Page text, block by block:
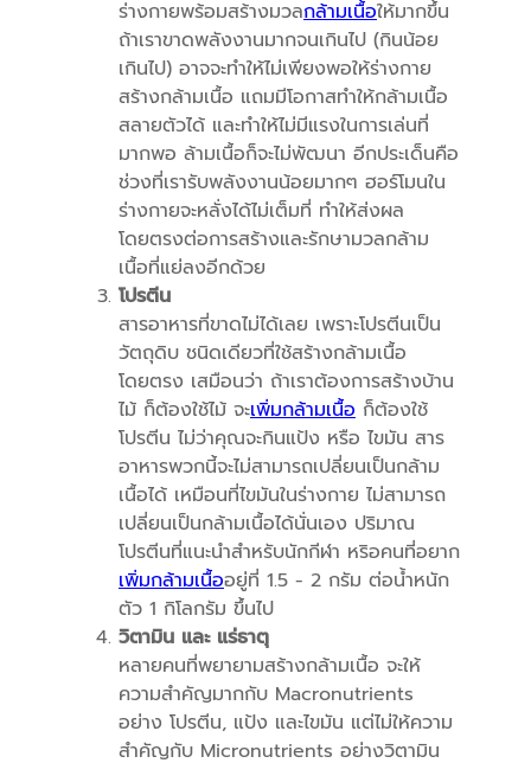
ร่างกายพร้อมสร้างมวลกล้ามเนื้อให้มากขึ้น
ถ้าเราขาดพลังงานมากจนเกินไป (กินน้อย
เกินไป) อาจจะทำให้ไม่เพียงพอให้ร่างกาย
สร้างกล้ามเนื้อ แถมมีโอกาสทำให้กล้ามเนื้อ
สลายตัวได้ และทำให้ไม่มีแรงในการเล่นที่
มากพอ ล้ามเนื้อก็จะไม่พัฒนา อีกประเด็นคือ
ช่วงที่เรารับพลังงานน้อยมากๆ ฮอร์โมนใน
ร่างกายจะหลั่งได้ไม่เต็มที่ ทำให้ส่งผล
โดยตรงต่อการสร้างและรักษามวลกล้าม
เนื้อที่แย่ลงอีกด้วย
โปรตีน
สารอาหารที่ขาดไม่ได้เลย เพราะโปรตีนเป็น
วัตถุดิบ ชนิดเดียวที่ใช้สร้างกล้ามเนื้อ
โดยตรง เสมือนว่า ถ้าเราต้องการสร้างบ้าน
ไม้ ก็ต้องใช้ไม้ จะเพิ่มกล้ามเนื้อ ก็ต้องใช้
โปรตีน ไม่ว่าคุณจะกินแป้ง หรือ ไขมัน สาร
อาหารพวกนี้จะไม่สามารถเปลี่ยนเป็นกล้าม
เนื้อได้ เหมือนที่ไขมันในร่างกาย ไม่สามารถ
เปลี่ยนเป็นกล้ามเนื้อได้นั่นเอง ปริมาณ
โปรตีนที่แนะนำสำหรับนักกีฬา หริอคนที่อยาก
เพิ่มกล้ามเนื้ออยู่ที่ 1.5 - 2 กรัม ต่อน้ำหนัก
ตัว 1 กิโลกรัม ขึ้นไป
วิตามิน และ แร่ธาตุ
หลายคนที่พยายามสร้างกล้ามเนื้อ จะให้
ความสำคัญมากกับ Macronutrients
อย่าง โปรตีน, แป้ง และไขมัน แต่ไม่ให้ความ
สำคัญกับ Micronutrients อย่างวิตามิน